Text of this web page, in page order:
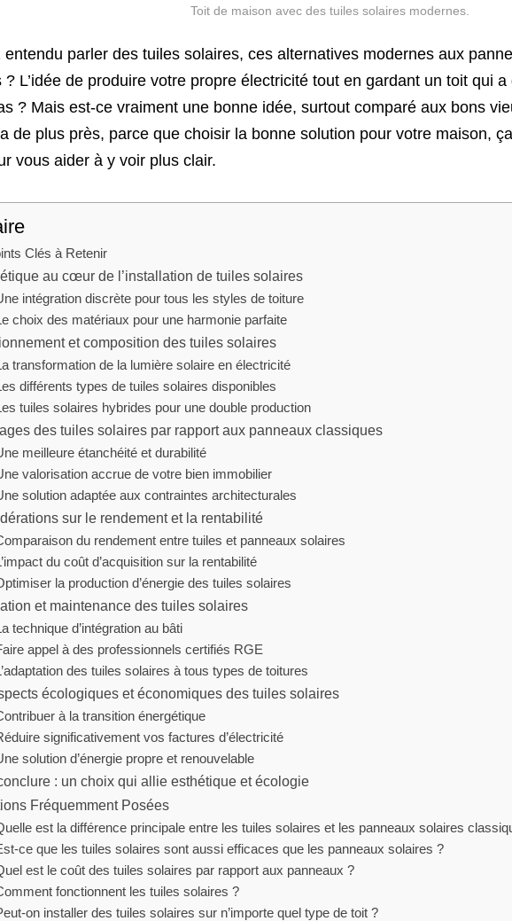
entendu parler des tuiles solaires, ces alternatives modernes aux
L’idée de produire votre propre électricité tout en gardant un toit qui a
? Mais est-ce vraiment une bonne idée, surtout comparé aux bons
de plus près, parce que choisir la bonne solution pour votre maison,
vous aider à y voir plus clair.
Clés à Retenir
au cœur de l’installation de tuiles solaires
intégration discrète pour tous les styles de toiture
choix des matériaux pour une harmonie parfaite
et composition des tuiles solaires
transformation de la lumière solaire en électricité
différents types de tuiles solaires disponibles
tuiles solaires hybrides pour une double production
des tuiles solaires par rapport aux panneaux classiques
meilleure étanchéité et durabilité
valorisation accrue de votre bien immobilier
solution adaptée aux contraintes architecturales
sur le rendement et la rentabilité
du rendement entre tuiles et panneaux solaires
du coût d’acquisition sur la rentabilité
la production d’énergie des tuiles solaires
et maintenance des tuiles solaires
technique d’intégration au bâti
appel à des professionnels certifiés RGE
des tuiles solaires à tous types de toitures
écologiques et économiques des tuiles solaires
à la transition énergétique
significativement vos factures d’électricité
solution d’énergie propre et renouvelable
: un choix qui allie esthétique et écologie
Fréquemment Posées
est la différence principale entre les tuiles solaires et les panneaux solaires
ce que les tuiles solaires sont aussi efficaces que les panneaux solaires ?
est le coût des tuiles solaires par rapport aux panneaux ?
fonctionnent les tuiles solaires ?
on installer des tuiles solaires sur n’importe quel type de toit ?